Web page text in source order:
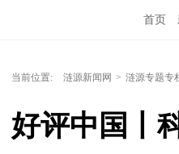
首页
当前位置: 涟源新闻网 > 涟源专题专
好评中国丨